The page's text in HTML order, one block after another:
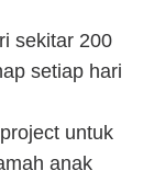
sekitar 200
setiap hari
untuk
anak